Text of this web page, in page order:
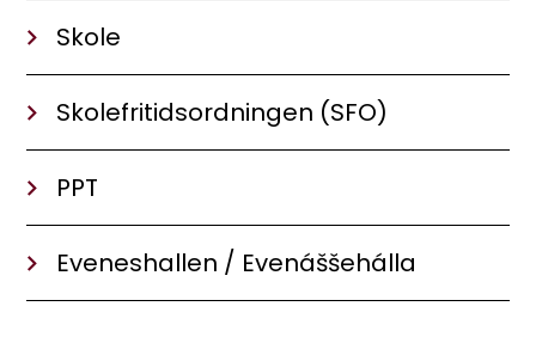
Skole
Skolefritidsordningen (SFO)
PPT
Eveneshallen / Evenáššehálla